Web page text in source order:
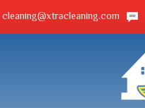
cleaning@xtracleaning.com